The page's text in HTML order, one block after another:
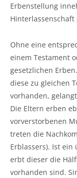
Erbenstellung
Ohne eine
einem Testament
gesetzlichen
diese zu gleichen
vorhanden,
Die Eltern erben
vorverstorbenen
treten die
Erblassers). Ist
erbt dieser die
vorhanden sind.